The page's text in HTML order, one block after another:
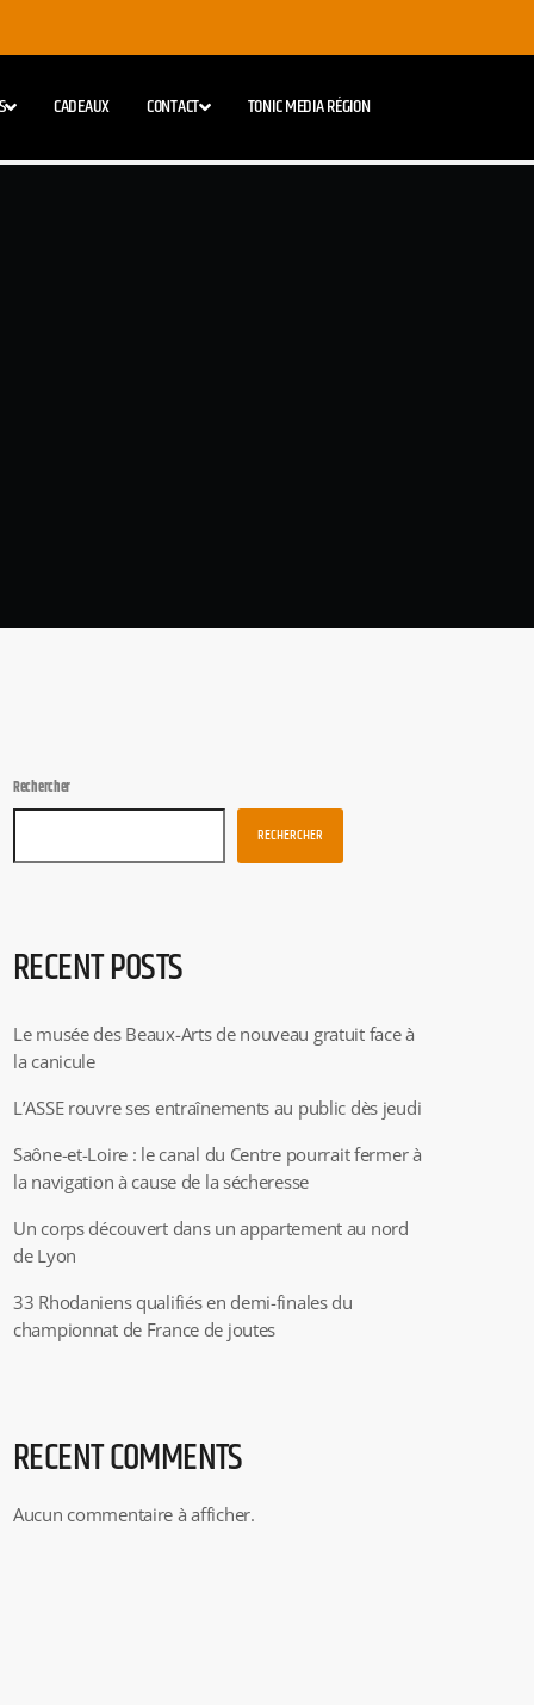
CADEAUX CONTACT TONIC MEDIA RÉGION
Rechercher
RECHERCHER
RECENT POSTS
Le musée des Beaux-Arts de nouveau gratuit face à
la canicule
L’ASSE rouvre ses entraînements au public dès jeudi
Saône-et-Loire : le canal du Centre pourrait fermer à
la navigation à cause de la sécheresse
Un corps découvert dans un appartement au nord
de Lyon
33 Rhodaniens qualifiés en demi-finales du
championnat de France de joutes
RECENT COMMENTS
Aucun commentaire à afficher.